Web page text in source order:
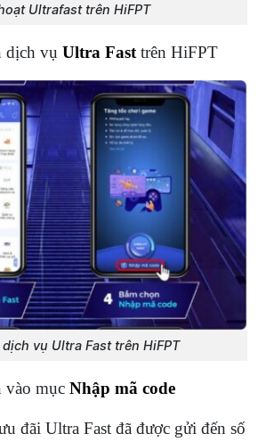
Ultrafast trên HiFPT
dịch vụ Ultra Fast trên HiFPT
vụ Ultra Fast trên HiFPT
vào mục Nhập mã code
đãi Ultra Fast đã được gửi đến số